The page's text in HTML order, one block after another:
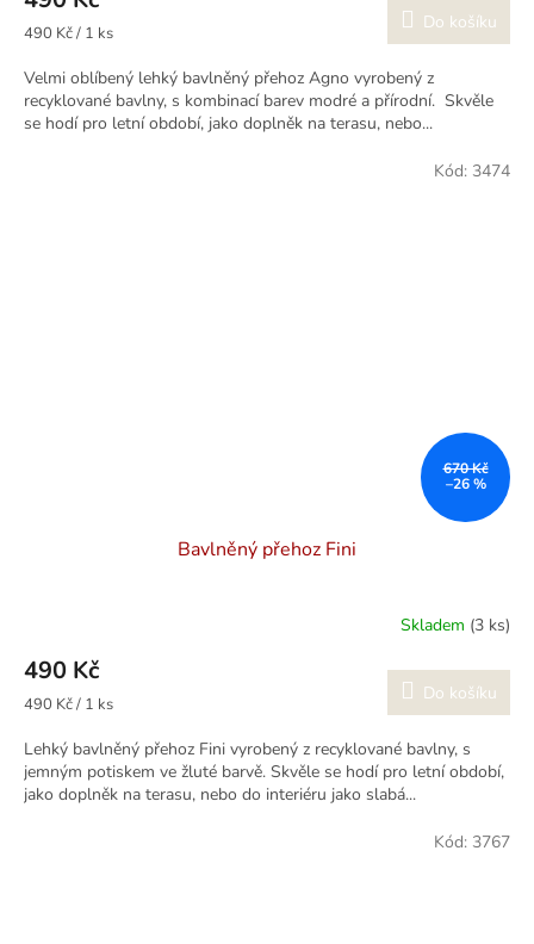
Měrná
490 Kč / 1 ks Do košíku
Velmi oblíbený lehký bavlněný přehoz Agno vyrobený z
recyklované bavlny, s kombinací barev modré a přírodní. Skvěle
se hodí pro letní období, jako doplněk na terasu, nebo...
670 Kč
–26 %
Bavlněný přehoz Fini
Skladem (3 ks)
490 Kč
Měrná
490 Kč / 1 ks Do košíku
Lehký bavlněný přehoz Fini vyrobený z recyklované bavlny, s
jemným potiskem ve žluté barvě. Skvěle se hodí pro letní období,
jako doplněk na terasu, nebo do interiéru jako slabá...
Kód: 3474
Kód: 3767